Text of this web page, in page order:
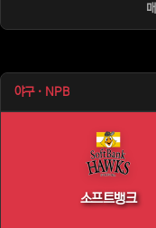
야구 · NPB
소프트뱅크